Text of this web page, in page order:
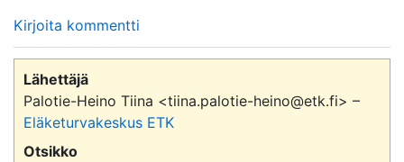
Kirjoita kommentti
Lähettäjä
Palotie-Heino Tiina <tiina.palotie-heino@etk.fi> –
Eläketurvakeskus ETK
Otsikko